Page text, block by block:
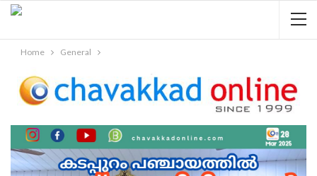
Home General